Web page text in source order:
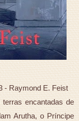
- Raymond E. Feist
encantadas de
Arutha, o Príncipe